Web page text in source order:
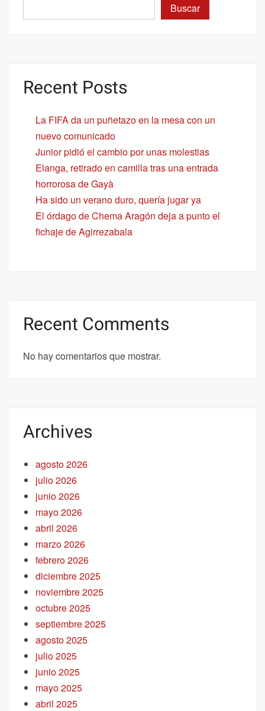
Buscar
Recent Posts
La FIFA da un puñetazo en la mesa con un
nuevo comunicado
Junior pidió el cambio por unas molestias
Elanga, retirado en camilla tras una entrada
horrorosa de Gayà
Ha sido un verano duro, quería jugar ya
El órdago de Chema Aragón deja a punto el
fichaje de Agirrezabala
Recent Comments
No hay comentarios que mostrar.
Archives
agosto 2026
julio 2026
junio 2026
mayo 2026
abril 2026
marzo 2026
febrero 2026
diciembre 2025
noviembre 2025
octubre 2025
septiembre 2025
agosto 2025
julio 2025
junio 2025
mayo 2025
abril 2025